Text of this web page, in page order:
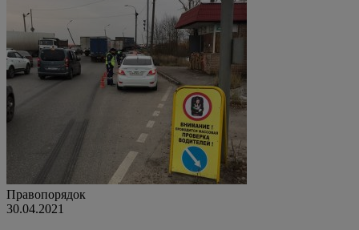
Правопорядок
30.04.2021